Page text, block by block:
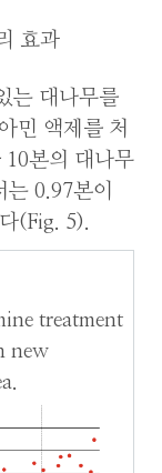
효과
는 대나무를
민 액제를 처
10본의 대나무
0.97본이
(Fig. 5).
treatment
new